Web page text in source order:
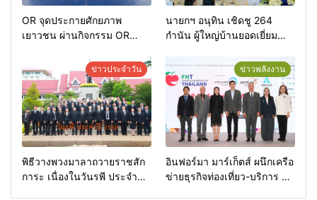
OR จุดประกายศักยภาพ
เยาวชน ผ่านกิจกรรม OR
นายกฯ อนุทิน เชิดชู 264
กำนัน ผู้ใหญ่บ้านยอดเยี่ยม
เกียรติยศแห่งการเสียสละ”
ข่าวประจำวัน
พิธีวางพวงมาลาถวายราชสัก
การะ เนื่องในวันรพี ประจำปี
ข่าวพลังงาน
อินฟอร์มา มาร์เก็ตส์ ผนึกเครือ
ข่ายธุรกิจท่องเที่ยว-บริการ จัด